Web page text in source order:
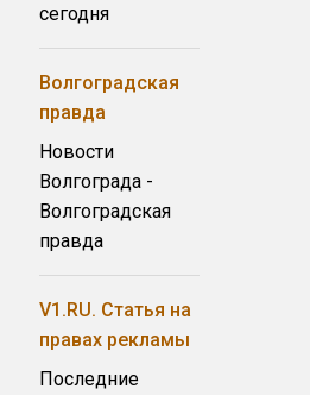
сегодня
Волгоградская
правда
Новости
Волгограда -
Волгоградская
правда
V1.RU. Статья на
правах рекламы
Последние